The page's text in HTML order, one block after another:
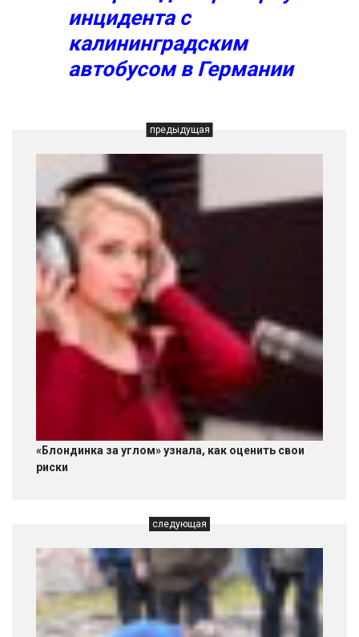
инцидента с
калининградским
автобусом в Германии
предыдущая
«Блондинка за углом» узнала, как оценить свои
риски
следующая